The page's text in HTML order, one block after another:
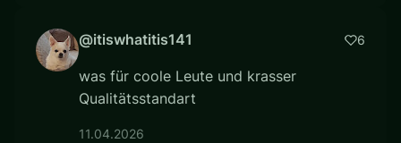
@itiswhatitis141 6
was für coole Leute und krasser
Qualitätsstandart
11.04.2026